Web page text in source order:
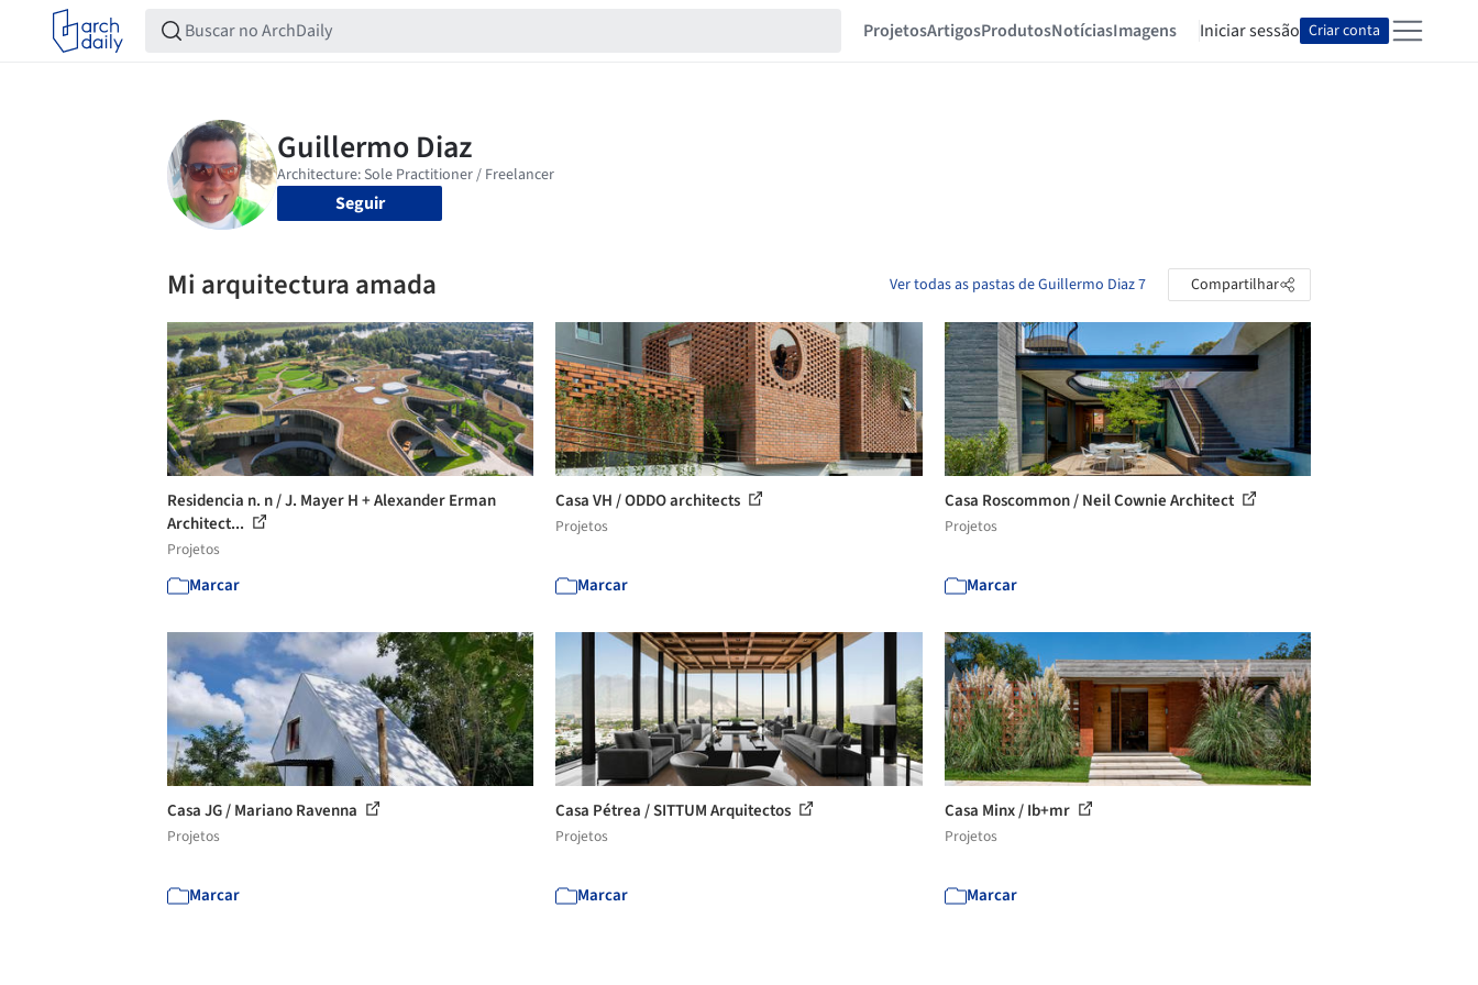
ProjetosArtigosProdutosNotíciasImagens Iniciar sessão Criar conta
Seguir
Mi arquitectura amada Ver todas as pastas de Guillermo Diaz 7 Compartilhar
Residencia n. n / J. Mayer H + Alexander Erman
Architect...
Projetos
Marcar
Casa VH / ODDO architects
Projetos
Marcar
Casa Roscommon / Neil Cownie Architect
Projetos
Marcar
Casa JG / Mariano Ravenna
Projetos
Marcar
Casa Pétrea / SITTUM Arquitectos
Projetos
Marcar
Casa Minx / Ib+mr
Projetos
Marcar